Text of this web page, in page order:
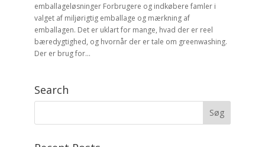
emballageløsninger Forbrugere og indkøbere famler i
valget af miljørigtig emballage og mærkning af
emballagen. Det er uklart for mange, hvad der er reel
bæredygtighed, og hvornår der er tale om greenwashing.
Der er brug for...
Search